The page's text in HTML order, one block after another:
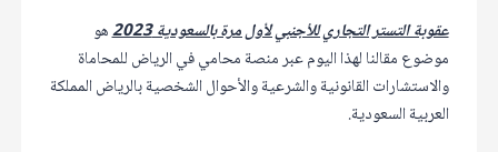
عقوبة التستر التجاري للأجنبي لأول مرة بالسعودية 2023
هو
موضوع مقالنا لهذا اليوم عبر منصة محامي في الرياض للمحاماة
والاستشارات القانونية والشرعية والأحوال الشخصية بالرياض المملكة
العربية السعودية.